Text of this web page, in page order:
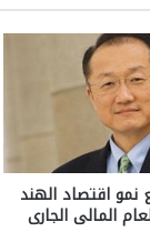
نمو اقتصاد الهند